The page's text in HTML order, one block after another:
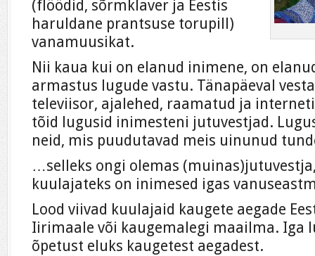
(flöödid, sõrmklaver ja Eestis
haruldane prantsuse torupill)
vanamuusikat.
Nii kaua kui on elanud inimene, on
armastus lugude vastu. Tänapäeval
televiisor, ajalehed, raamatud ja
tõid lugusid inimesteni jutuvestjad.
neid, mis puudutavad meis uinunud
…selleks ongi olemas
kuulajateks on inimesed igas
Lood viivad kuulajaid kaugete aegade
Iirimaale või kaugemalegi maailma. Iga
õpetust eluks kaugetest aegadest.